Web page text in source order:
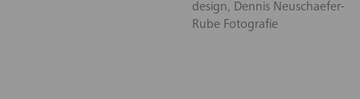
design, Dennis Neuschaefer-
Rube Fotografie